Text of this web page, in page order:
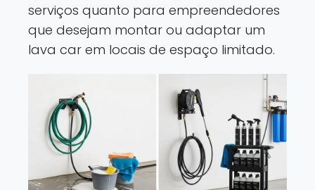
serviços quanto para empreendedores
que desejam montar ou adaptar um
lava car em locais de espaço limitado.